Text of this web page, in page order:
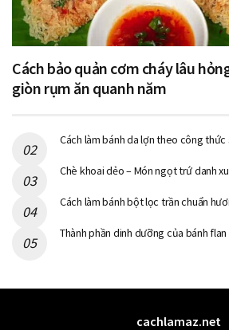
Cách bảo quản cơm cháy lâu
giòn rụm ăn quanh năm
Cách làm bánh da lợn theo công
Chè khoai dẻo – Món ngọt trứ danh
Cách làm bánh bột lọc trần chuẩn
Thành phần dinh dưỡng của bánh
cachlamaz.net